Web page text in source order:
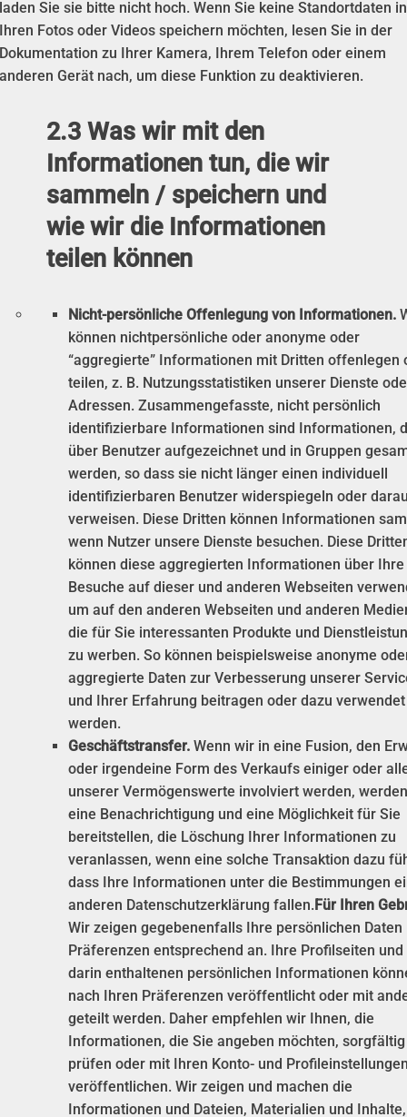
laden Sie sie bitte nicht hoch. Wenn Sie keine Standortdaten in
Ihren Fotos oder Videos speichern möchten, lesen Sie in der
Dokumentation zu Ihrer Kamera, Ihrem Telefon oder einem
anderen Gerät nach, um diese Funktion zu deaktivieren.
2.3 Was wir mit den
Informationen tun, die wir
sammeln / speichern und
wie wir die Informationen
teilen können
Nicht-persönliche Offenlegung von Informationen.
können nichtpersönliche oder anonyme oder
“aggregierte” Informationen mit Dritten offenlegen
teilen, z. B. Nutzungsstatistiken unserer Dienste
Adressen. Zusammengefasste, nicht persönlich
identifizierbare Informationen sind Informationen,
über Benutzer aufgezeichnet und in Gruppen
werden, so dass sie nicht länger einen individuell
identifizierbaren Benutzer widerspiegeln oder
verweisen. Diese Dritten können Informationen
wenn Nutzer unsere Dienste besuchen. Diese
können diese aggregierten Informationen über Ihre
Besuche auf dieser und anderen Webseiten
um auf den anderen Webseiten und anderen
die für Sie interessanten Produkte und
zu werben. So können beispielsweise anonyme
aggregierte Daten zur Verbesserung unserer
und Ihrer Erfahrung beitragen oder dazu verwendet
werden.
Geschäftstransfer. Wenn wir in eine Fusion, den
oder irgendeine Form des Verkaufs einiger oder
unserer Vermögenswerte involviert werden,
eine Benachrichtigung und eine Möglichkeit für Sie
bereitstellen, die Löschung Ihrer Informationen zu
veranlassen, wenn eine solche Transaktion dazu
dass Ihre Informationen unter die Bestimmungen
anderen Datenschutzerklärung fallen. Für Ihren
Wir zeigen gegebenenfalls Ihre persönlichen Daten
Präferenzen entsprechend an. Ihre Profilseiten und
darin enthaltenen persönlichen Informationen
nach Ihren Präferenzen veröffentlicht oder mit
geteilt werden. Daher empfehlen wir Ihnen, die
Informationen, die Sie angeben möchten,
prüfen oder mit Ihren Konto- und
veröffentlichen. Wir zeigen und machen die
Informationen und Dateien, Materialien und